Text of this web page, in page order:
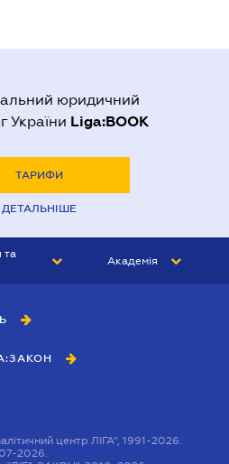
юридичний
України Liga:BOOK
ТАРИФИ
ДЕТАЛЬНІШЕ
та
Академія
центр ЛІГА", 1991-2026.
2026.